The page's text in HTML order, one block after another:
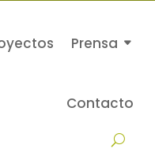
Prensa
Contacto